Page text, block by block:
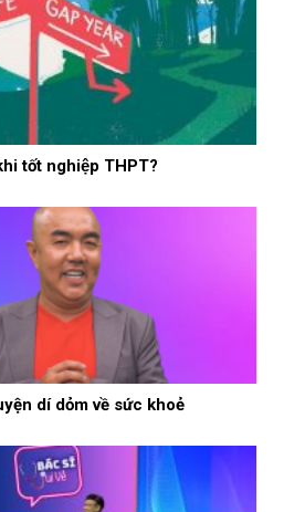
tốt nghiệp THPT?
dí dỏm về sức khoẻ